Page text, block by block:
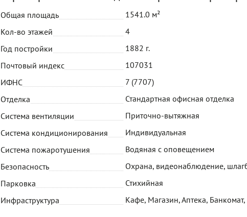
Общая площадь
1541.0 м²
Кол-во этажей
4
Год постройки
1882 г.
Почтовый индекс
107031
ИФНС
7 (7707)
Отделка
Стандартная офисная отделка
Система вентиляции
Приточно-вытяжная
Система кондиционирования
Индивидуальная
Система пожаротушения
Водяная с оповещением
Безопасность
Охрана, видеонаблюдение,
Парковка
Стихийная
Инфраструктура
Кафе, Магазин, Аптека,